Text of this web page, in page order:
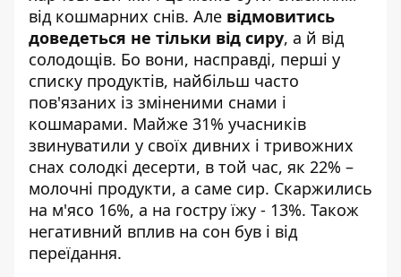
від кошмарних снів. Але відмовитись
доведеться не тільки від сиру, а й від
солодощів. Бо вони, насправді, перші у
списку продуктів, найбільш часто
пов'язаних із зміненими снами і
кошмарами. Майже 31% учасників
звинуватили у своїх дивних і тривожних
снах солодкі десерти, в той час, як 22% –
молочні продукти, а саме сир. Скаржились
на м'ясо 16%, а на гостру їжу - 13%. Також
негативний вплив на сон був і від
переїдання.